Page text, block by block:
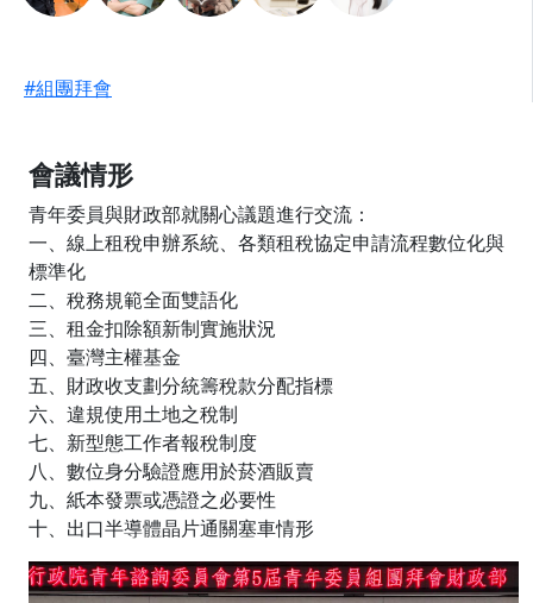
#組團拜會
會議情形
青年委員與財政部就關心議題進行交流：
一、線上租稅申辦系統、各類租稅協定申請流程數位化與
標準化
二、稅務規範全面雙語化
三、租金扣除額新制實施狀況
四、臺灣主權基金
五、財政收支劃分統籌稅款分配指標
六、違規使用土地之稅制
七、新型態工作者報稅制度
八、數位身分驗證應用於菸酒販賣
九、紙本發票或憑證之必要性
十、出口半導體晶片通關塞車情形